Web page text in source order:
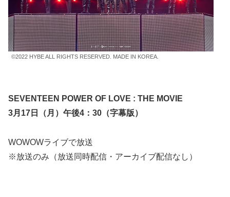
©2022 HYBE ALL RIGHTS RESERVED. MADE IN KOREA.
SEVENTEEN POWER OF LOVE : THE MOVIE
3月17日（月）午後4：30（字幕版）
WOWOWライブで放送
※放送のみ（放送同時配信・アーカイブ配信なし）